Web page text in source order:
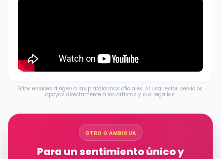
Estos enlaces dirigen a las plataformas oficiales. Al usar estos servicios,
apoyas directamente a los artistas y sus regalías.
OTRO O AMBIGUA
Para un sentimiento único y